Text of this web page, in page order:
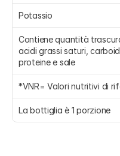
Potassio
Contiene quantità
acidi grassi saturi,
proteine e sale
*VNR= Valori nutritivi di
La bottiglia è 1 porzione